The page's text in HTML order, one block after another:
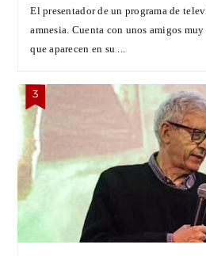
El presentador de un programa de
amnesia. Cuenta con unos amigos
que aparecen en su ...